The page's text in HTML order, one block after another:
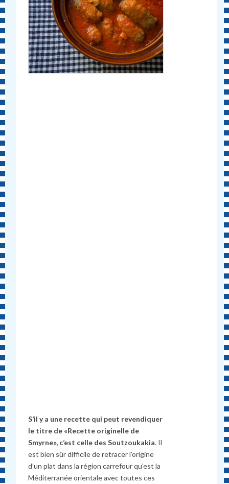
S’il y a une recette qui peut revendiquer
le titre de «Recette originelle de
Smyrne», c’est celle des Soutzoukakia. Il
est bien sûr difficile de retracer l’origine
d’un plat dans la région carrefour qu’est la
Méditerranée orientale avec toutes ces